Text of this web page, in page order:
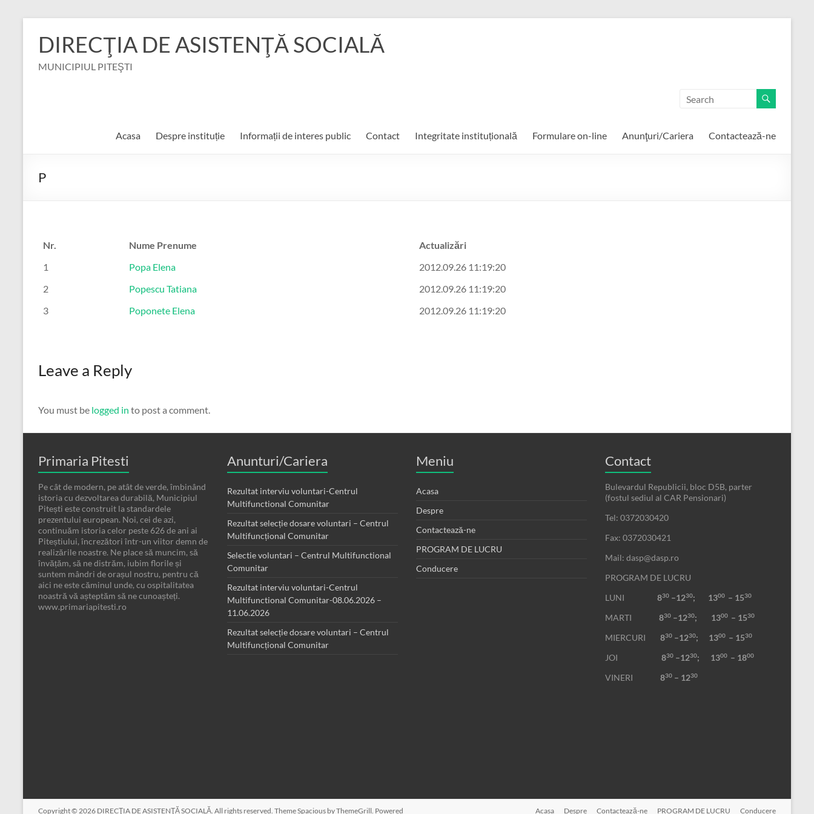
contentDIRECŢIA DE ASISTENŢĂ SOCIALĂ
MUNICIPIUL PITEŞTI
Acasa Despre instituție Informații de interes public Contact Integritate instituțională Formulare on-line Anunţuri/Cariera Contactează-ne
P
Nr. Nume Prenume
Actualizări
1
Popa Elena
2012.09.26 11:19:20
2
Popescu Tatiana
2012.09.26 11:19:20
3
Poponete Elena 2012.09.26 11:19:20
Leave a Reply
You must be logged in to post a comment.
Primaria Pitesti
Pe cât de modern, pe atât de verde, îmbinând
istoria cu dezvoltarea durabilă, Municipiul
Pitești este construit la standardele
prezentului european. Noi, cei de azi,
continuăm istoria celor peste 626 de ani ai
Piteștiului, încrezători într-un viitor demn de
realizările noastre. Ne place să muncim, să
învățăm, să ne distrăm, iubim florile și
suntem mândri de orașul nostru, pentru că
aici ne este căminul unde, cu ospitalitatea
noastră vă așteptăm să ne cunoașteți.
www.primariapitesti.ro
Anunturi/Cariera
Rezultat interviu voluntari-Centrul
Multifunctional Comunitar
Rezultat selecție dosare voluntari – Centrul
Multifuncțional Comunitar
Selectie voluntari – Centrul Multifunctional
Comunitar
Rezultat interviu voluntari-Centrul
Multifunctional Comunitar-08.06.2026 –
11.06.2026
Rezultat selecție dosare voluntari – Centrul
Multifuncțional Comunitar
Meniu
Acasa
Despre
Contactează-ne
PROGRAM DE LUCRU
Conducere
Contact
Bulevardul Republicii, bloc D5B, parter
(fostul sediul al CAR Pensionari)
Tel: 0372030420
Fax: 0372030421
Mail: dasp@dasp.ro
PROGRAM DE LUCRU
LUNI
830 –1230; 1300 – 1530
MARTI 830 –1230; 1300 – 1530
MIERCURI 830 –1230; 1300 – 1530
JOI 830 –1230; 1300 – 1800
VINERI 830 – 1230
Copyright © 2026 DIRECŢIA DE ASISTENŢĂ SOCIALĂ. All rights reserved. ThemeSpacious by ThemeGrill. Powered Acasa Despre Contactează-ne PROGRAM DE LUCRU Conducere